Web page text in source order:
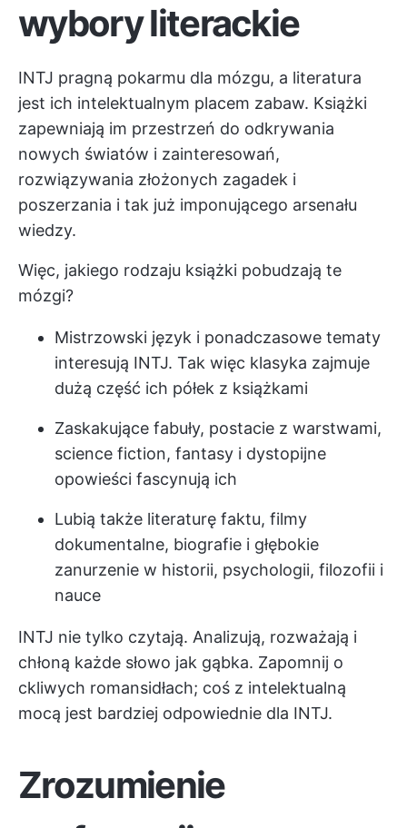
wybory literackie
INTJ pragną pokarmu dla mózgu, a literatura
jest ich intelektualnym placem zabaw. Książki
zapewniają im przestrzeń do odkrywania
nowych światów i zainteresowań,
rozwiązywania złożonych zagadek i
poszerzania i tak już imponującego arsenału
wiedzy.
Więc, jakiego rodzaju książki pobudzają te
mózgi?
Mistrzowski język i ponadczasowe tematy
interesują INTJ. Tak więc klasyka zajmuje
dużą część ich półek z książkami
Zaskakujące fabuły, postacie z warstwami,
science fiction, fantasy i dystopijne
opowieści fascynują ich
Lubią także literaturę faktu, filmy
dokumentalne, biografie i głębokie
zanurzenie w historii, psychologii, filozofii i
nauce
INTJ nie tylko czytają. Analizują, rozważają i
chłoną każde słowo jak gąbka. Zapomnij o
ckliwych romansidłach; coś z intelektualną
mocą jest bardziej odpowiednie dla INTJ.
Zrozumienie